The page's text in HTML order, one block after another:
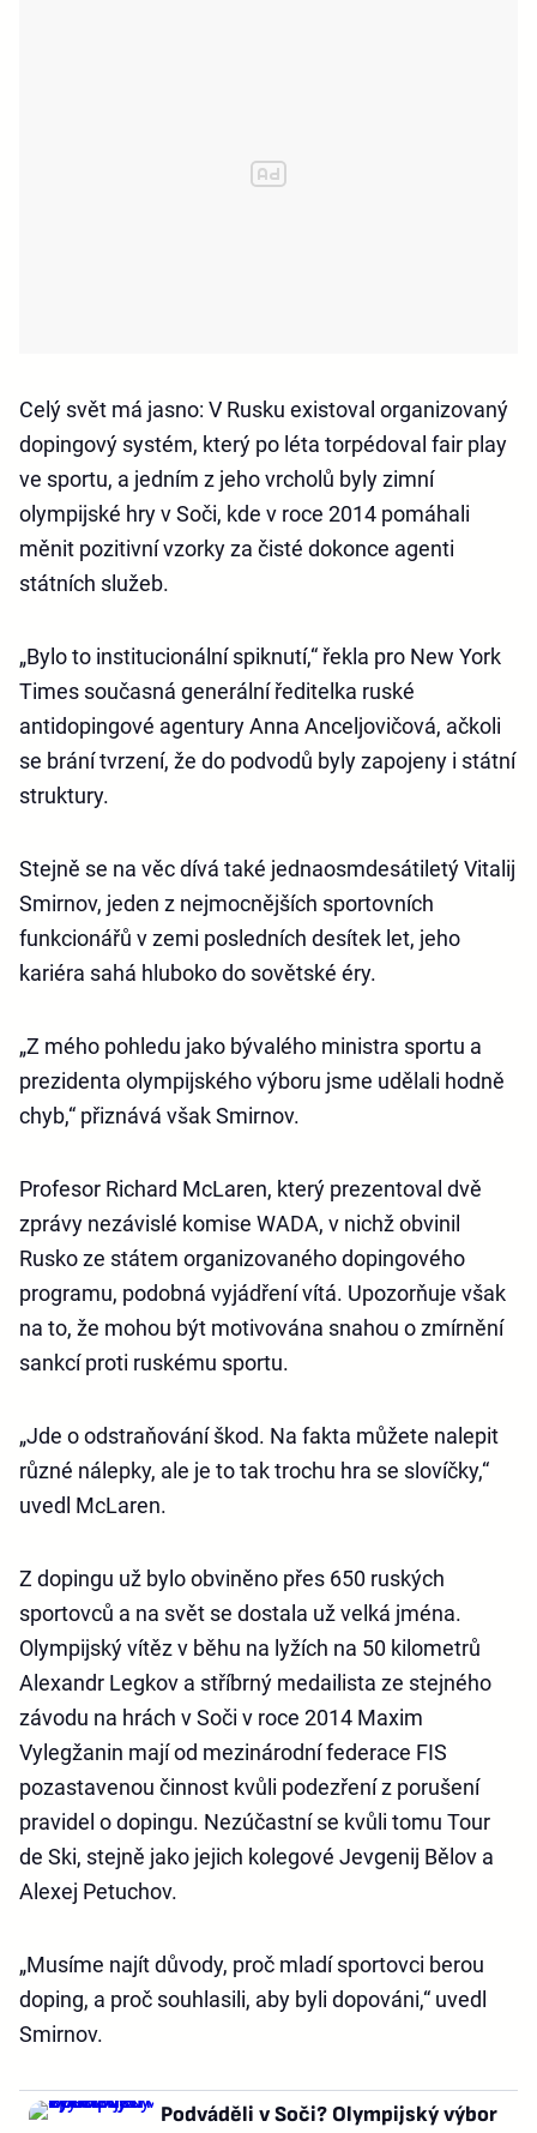
Celý svět má jasno: V Rusku existoval organizovaný
dopingový systém, který po léta torpédoval fair play
ve sportu, a jedním z jeho vrcholů byly zimní
olympijské hry v Soči, kde v roce 2014 pomáhali
měnit pozitivní vzorky za čisté dokonce agenti
státních služeb.
„Bylo to institucionální spiknutí,“ řekla pro New York
Times současná generální ředitelka ruské
antidopingové agentury Anna Anceljovičová, ačkoli
se brání tvrzení, že do podvodů byly zapojeny i státní
struktury.
Stejně se na věc dívá také jednaosmdesátiletý Vitalij
Smirnov, jeden z nejmocnějších sportovních
funkcionářů v zemi posledních desítek let, jeho
kariéra sahá hluboko do sovětské éry.
„Z mého pohledu jako bývalého ministra sportu a
prezidenta olympijského výboru jsme udělali hodně
chyb,“ přiznává však Smirnov.
Profesor Richard McLaren, který prezentoval dvě
zprávy nezávislé komise WADA, v nichž obvinil
Rusko ze státem organizovaného dopingového
programu, podobná vyjádření vítá. Upozorňuje však
na to, že mohou být motivována snahou o zmírnění
sankcí proti ruskému sportu.
„Jde o odstraňování škod. Na fakta můžete nalepit
různé nálepky, ale je to tak trochu hra se slovíčky,“
uvedl McLaren.
Z dopingu už bylo obviněno přes 650 ruských
sportovců a na svět se dostala už velká jména.
Olympijský vítěz v běhu na lyžích na 50 kilometrů
Alexandr Legkov a stříbrný medailista ze stejného
závodu na hrách v Soči v roce 2014 Maxim
Vylegžanin mají od mezinárodní federace FIS
pozastavenou činnost kvůli podezření z porušení
pravidel o dopingu. Nezúčastní se kvůli tomu Tour
de Ski, stejně jako jejich kolegové Jevgenij Bělov a
Alexej Petuchov.
„Musíme najít důvody, proč mladí sportovci berou
doping, a proč souhlasili, aby byli dopováni,“ uvedl
Smirnov.
Podváděli v Soči? Olympijský výbor